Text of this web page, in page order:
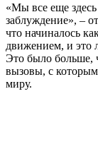
«Мы все еще здесь
заблуждение», –
что начиналось
движением, и это
Это было больше,
вызовы, с
миру.